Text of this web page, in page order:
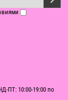
ПТ: 10:00-19:00 по